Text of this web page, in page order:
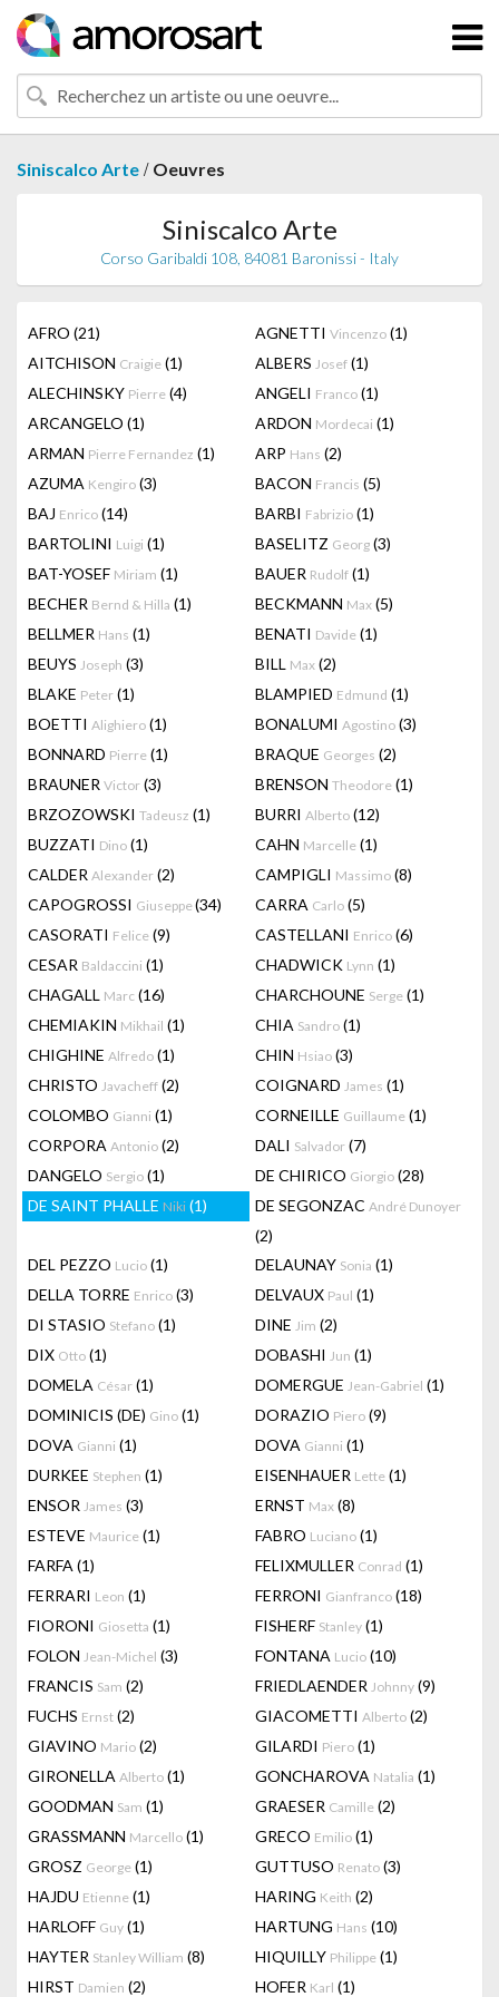
Siniscalco Arte / Oeuvres
Siniscalco Arte
Corso Garibaldi 108, 84081 Baronissi - Italy
AFRO (21) AGNETTI Vincenzo (1)
AITCHISON Craigie (1) ALBERS Josef (1)
ALECHINSKY Pierre (4) ANGELI Franco (1)
ARCANGELO (1) ARDON Mordecai (1)
ARMAN Pierre Fernandez (1) ARP Hans (2)
AZUMA Kengiro (3) BACON Francis (5)
BAJ Enrico (14) BARBI Fabrizio (1)
BARTOLINI Luigi (1) BASELITZ Georg (3)
BAT-YOSEF Miriam (1) BAUER Rudolf (1)
BECHER Bernd & Hilla (1) BECKMANN Max (5)
BELLMER Hans (1) BENATI Davide (1)
BEUYS Joseph (3) BILL Max (2)
BLAKE Peter (1) BLAMPIED Edmund (1)
BOETTI Alighiero (1) BONALUMI Agostino (3)
BONNARD Pierre (1) BRAQUE Georges (2)
BRAUNER Victor (3) BRENSON Theodore (1)
BRZOZOWSKI Tadeusz (1) BURRI Alberto (12)
BUZZATI Dino (1) CAHN Marcelle (1)
CALDER Alexander (2) CAMPIGLI Massimo (8)
CAPOGROSSI Giuseppe(34) CARRA Carlo (5)
CASORATI Felice (9) CASTELLANI Enrico (6)
CESAR Baldaccini (1) CHADWICK Lynn (1)
CHAGALL Marc (16) CHARCHOUNE Serge (1)
CHEMIAKIN Mikhail (1) CHIA Sandro (1)
CHIGHINE Alfredo (1) CHIN Hsiao (3)
CHRISTO Javacheff (2) COIGNARD James (1)
COLOMBO Gianni (1) CORNEILLE Guillaume (1)
CORPORA Antonio (2) DALI Salvador (7)
DANGELO Sergio (1) DE CHIRICO Giorgio (28)
DE SAINT PHALLE Niki (1) DE SEGONZAC André Dunoyer
(2)
DEL PEZZO Lucio (1) DELAUNAY Sonia (1)
DELLA TORRE Enrico (3) DELVAUX Paul (1)
DI STASIO Stefano (1) DINE Jim (2)
DIX Otto (1) DOBASHI Jun (1)
DOMELA César (1) DOMERGUE Jean-Gabriel (1)
DOMINICIS (DE) Gino (1) DORAZIO Piero (9)
DOVA Gianni (1) DOVA Gianni (1)
DURKEE Stephen (1) EISENHAUER Lette (1)
ENSOR James (3) ERNST Max (8)
ESTEVE Maurice (1) FABRO Luciano (1)
FARFA (1) FELIXMULLER Conrad (1)
FERRARI Leon (1) FERRONI Gianfranco (18)
FIORONI Giosetta (1) FISHERF Stanley (1)
FOLON Jean-Michel (3) FONTANA Lucio (10)
FRANCIS Sam (2) FRIEDLAENDER Johnny (9)
FUCHS Ernst (2) GIACOMETTI Alberto (2)
GIAVINO Mario (2) GILARDI Piero (1)
GIRONELLA Alberto (1) GONCHAROVA Natalia (1)
GOODMAN Sam (1) GRAESER Camille (2)
GRASSMANN Marcello (1) GRECO Emilio (1)
GROSZ George (1) GUTTUSO Renato (3)
HAJDU Etienne (1) HARING Keith (2)
HARLOFF Guy (1) HARTUNG Hans (10)
HAYTER Stanley William (8) HIQUILLY Philippe (1)
HIRST Damien (2) HOFER Karl (1)